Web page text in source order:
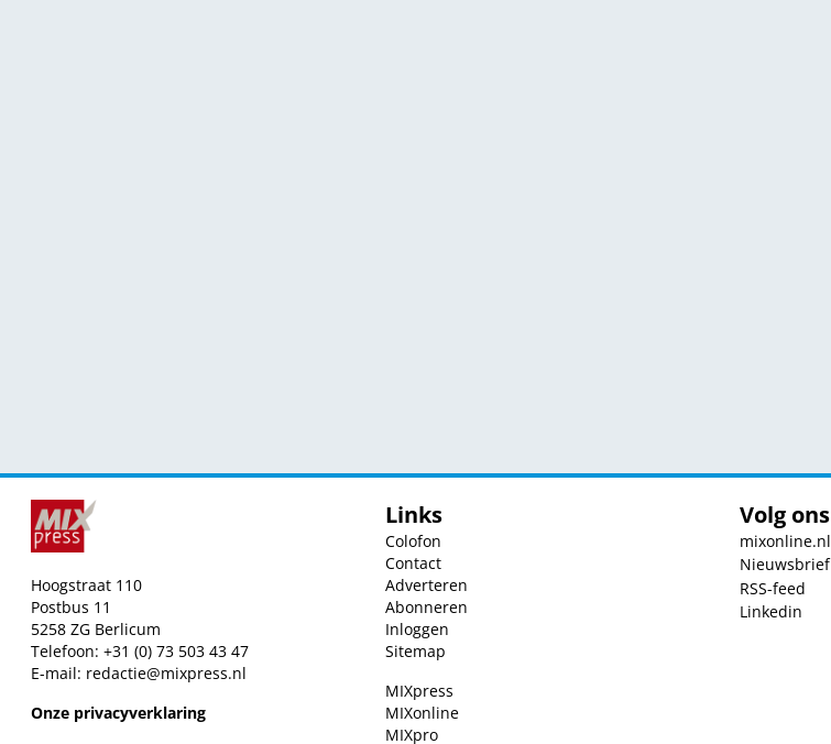
Hoogstraat 110
Postbus 11
5258 ZG Berlicum
Telefoon: +31 (0) 73 503 43 47
E-mail: redactie@mixpress.nl
Onze privacyverklaring
Links
Colofon
Contact
Adverteren
Abonneren
Inloggen
Sitemap
MIXpress
MIXonline
MIXpro
Volg ons
mixonline.nl
Nieuwsbrief
RSS-feed
Linkedin